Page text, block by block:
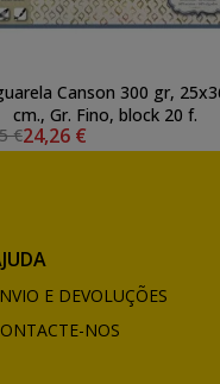
Canson 300 gr,
cm., Gr. Fino, block 20 f.
€24,26 €
E DEVOLUÇÕES
NOS